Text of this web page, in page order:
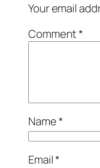
Your email
Comment*
Name*
Email*